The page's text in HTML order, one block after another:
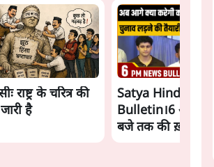
राष्ट्र के चरित्र की
है
Satya Hindi
Bulletin।6 अगस्त
बजे तक की ख़बरें